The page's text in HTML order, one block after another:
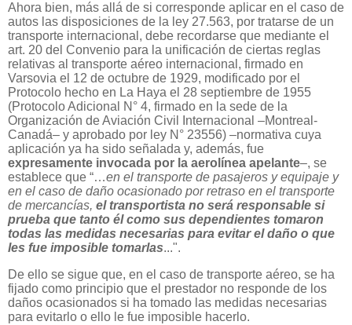
Ahora bien, más allá de si corresponde aplicar en el caso de
autos las disposiciones de la ley 27.563, por tratarse de un
transporte internacional, debe recordarse que mediante el
art. 20 del Convenio para la unificación de ciertas reglas
relativas al transporte aéreo internacional, firmado en
Varsovia el 12 de octubre de 1929, modificado por el
Protocolo hecho en La Haya el 28 septiembre de 1955
(Protocolo Adicional N° 4, firmado en la sede de la
Organización de Aviación Civil Internacional –Montreal-
Canadá– y aprobado por ley N° 23556) –normativa cuya
aplicación ya ha sido señalada y, además, fue
expresamente invocada por la aerolínea apelante–, se
establece que “…en el transporte de pasajeros y equipaje y
en el caso de daño ocasionado por retraso en el transporte
de mercancías, el transportista no será responsable si
prueba que tanto él como sus dependientes tomaron
todas las medidas necesarias para evitar el daño o que
les fue imposible tomarlas...".
De ello se sigue que, en el caso de transporte aéreo, se ha
fijado como principio que el prestador no responde de los
daños ocasionados si ha tomado las medidas necesarias
para evitarlo o ello le fue imposible hacerlo.